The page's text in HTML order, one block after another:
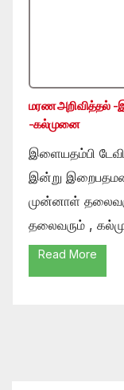
மரண அறிவித்தல் -
-கல்முனை
இளையதம்பி
இன்று
முன்னாள்
தலைவரும் ,
Read More